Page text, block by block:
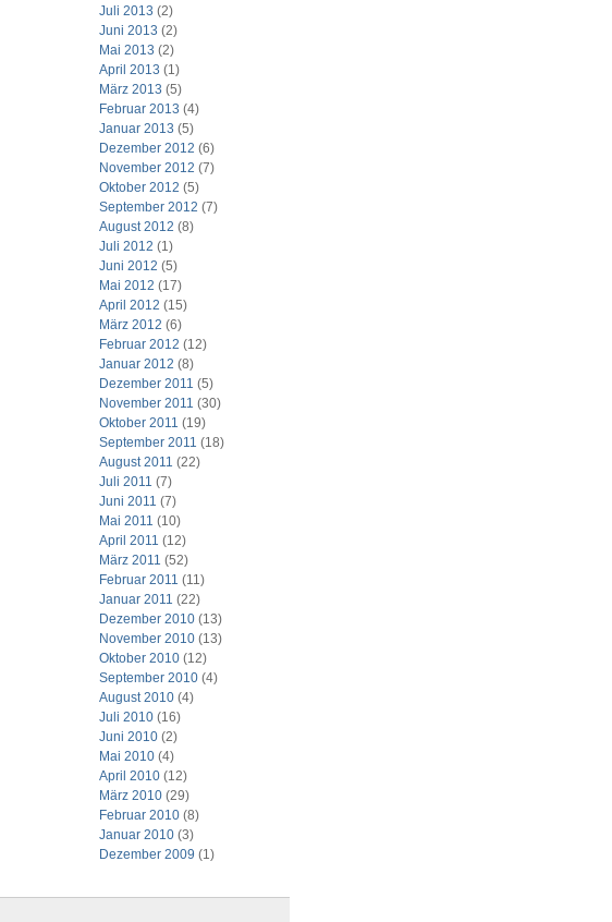
Juli 2013 (2)
Juni 2013 (2)
Mai 2013 (2)
April 2013 (1)
März 2013 (5)
Februar 2013 (4)
Januar 2013 (5)
Dezember 2012 (6)
November 2012 (7)
Oktober 2012 (5)
September 2012 (7)
August 2012 (8)
Juli 2012 (1)
Juni 2012 (5)
Mai 2012 (17)
April 2012 (15)
März 2012 (6)
Februar 2012 (12)
Januar 2012 (8)
Dezember 2011 (5)
November 2011 (30)
Oktober 2011 (19)
September 2011 (18)
August 2011 (22)
Juli 2011 (7)
Juni 2011 (7)
Mai 2011 (10)
April 2011 (12)
März 2011 (52)
Februar 2011 (11)
Januar 2011 (22)
Dezember 2010(13)
November 2010(13)
Oktober 2010(12)
September 2010(4)
August 2010(4)
Juli 2010(16)
Juni 2010(2)
Mai 2010(4)
April 2010(12)
März 2010(29)
Februar 2010(8)
Januar 2010(3)
Dezember 2009 (1)